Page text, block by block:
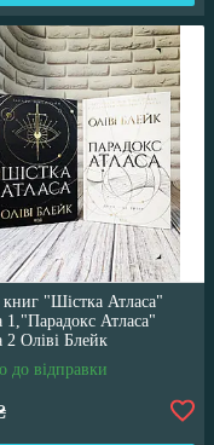
книг "Шістка Атласа"
1,"Парадокс Атласа"
2 Оліві Блейк
до відправки